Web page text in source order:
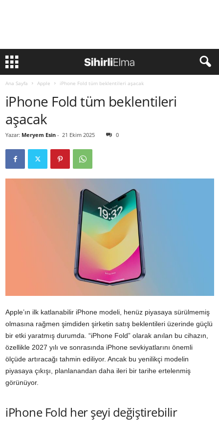
Ana Sayfa Apple iPhone Fold tüm beklentileri aşacak
iPhone Fold tüm beklentileri
aşacak
Yazar: Meryem Esin - 21 Ekim 2025 0
Apple’ın ilk katlanabilir iPhone modeli, henüz piyasaya sürülmemiş
olmasına rağmen şimdiden şirketin satış beklentileri üzerinde güçlü
bir etki yaratmış durumda. “iPhone Fold” olarak anılan bu cihazın,
özellikle 2027 yılı ve sonrasında iPhone sevkiyatlarını önemli
ölçüde artıracağı tahmin ediliyor. Ancak bu yenilikçi modelin
piyasaya çıkışı, planlanandan daha ileri bir tarihe ertelenmiş
görünüyor.
iPhone Fold her şeyi değiştirebilir